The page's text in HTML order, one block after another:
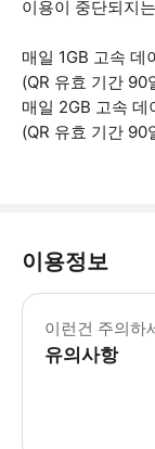
이용이 중단되지
매일 1GB 고속
(QR 유효 기간 90
매일 2GB 고속
(QR 유효 기간 90
이용정보
이런건 주의하
유의사항